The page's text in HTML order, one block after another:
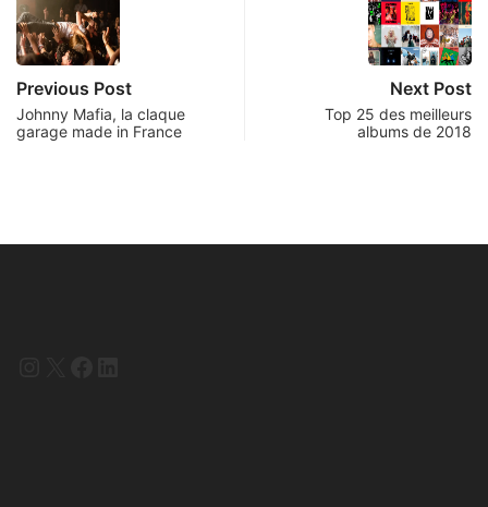
Previous Post
Johnny Mafia, la claque
garage made in France
Next Post
Top 25 des meilleurs
albums de 2018